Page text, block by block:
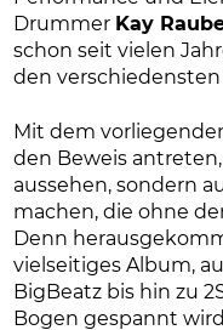
Drummer Kay
schon seit vielen
den
Mit dem
den Beweis
aussehen, sondern
machen, die ohne
Denn
vielseitiges Album,
BigBeatz bis hin zu
Bogen gespannt